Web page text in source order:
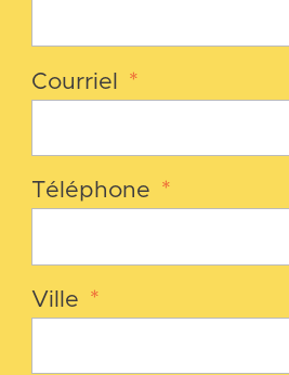
Courriel *
Téléphone *
Ville *